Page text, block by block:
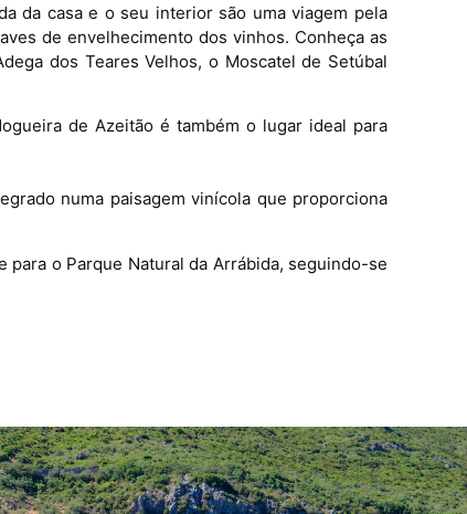
da casa e o seu interior são uma viagem pela
de envelhecimento dos vinhos. Conheça as
dos Teares Velhos, o Moscatel de Setúbal
de Azeitão é também o lugar ideal para
numa paisagem vinícola que proporciona
o Parque Natural da Arrábida, seguindo-se